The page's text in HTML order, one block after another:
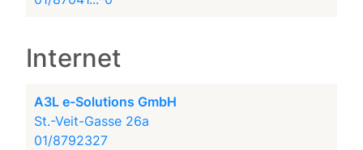
Internet
A3L e-Solutions GmbH
St.-Veit-Gasse 26a
01/8792327